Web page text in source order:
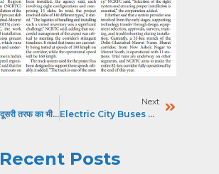
मोदीपुरम तक दूसरी तरफ का भी ट्रैक तैयार,अब होगा मेट्रो का ट्रायल : DAINIK JAGRAN
Next
Electric City Buses At New Ashok Nagar Station
Recent Posts